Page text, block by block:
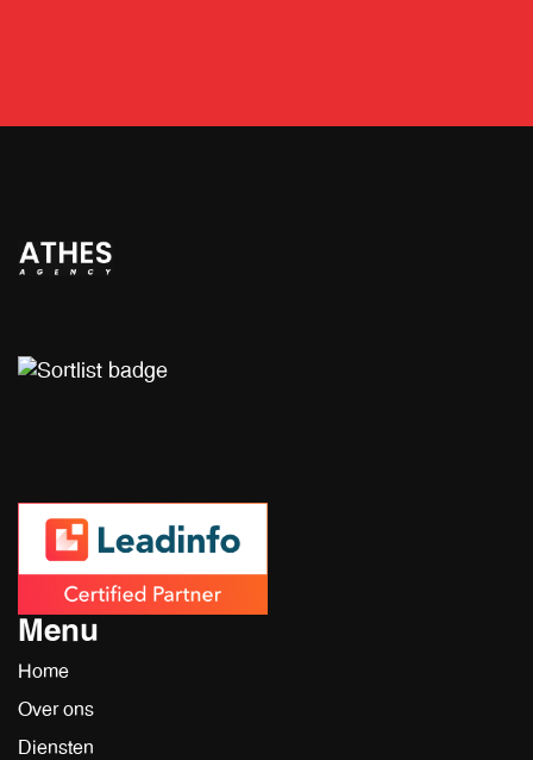
Menu
Home
Over ons
Diensten